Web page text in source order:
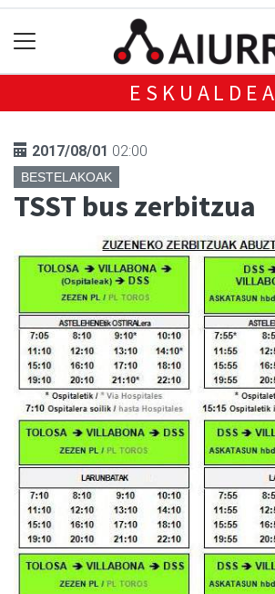
ESKUALDEA
2017/08/01 02:00
BESTELAKOAK
TSST bus zerbitzua